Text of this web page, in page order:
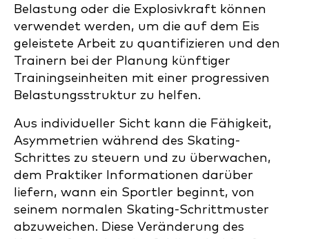
Belastung oder die Explosivkraft können
verwendet werden, um die auf dem Eis
geleistete Arbeit zu quantifizieren und den
Trainern bei der Planung künftiger
Trainingseinheiten mit einer progressiven
Belastungsstruktur zu helfen.
Aus individueller Sicht kann die Fähigkeit,
Asymmetrien während des Skating-
Schrittes zu steuern und zu überwachen,
dem Praktiker Informationen darüber
liefern, wann ein Sportler beginnt, von
seinem normalen Skating-Schrittmuster
abzuweichen. Diese Veränderung des